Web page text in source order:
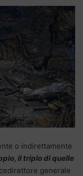
o indirettamente
il triplo di quelle
generale